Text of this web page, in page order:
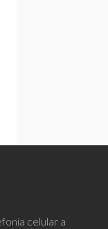
celular a